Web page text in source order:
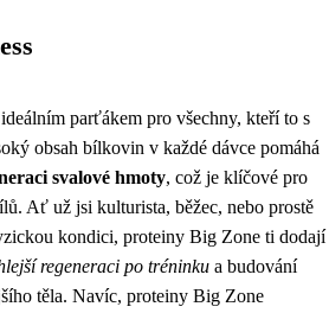
parťákem pro všechny, kteří to s
obsah bílkovin v každé dávce pomáhá
svalové hmoty, což je klíčové pro
Ať už jsi kulturista, běžec, nebo prostě
kondici, proteiny Big Zone ti dodají
regeneraci po tréninku a budování
těla. Navíc, proteiny Big Zone